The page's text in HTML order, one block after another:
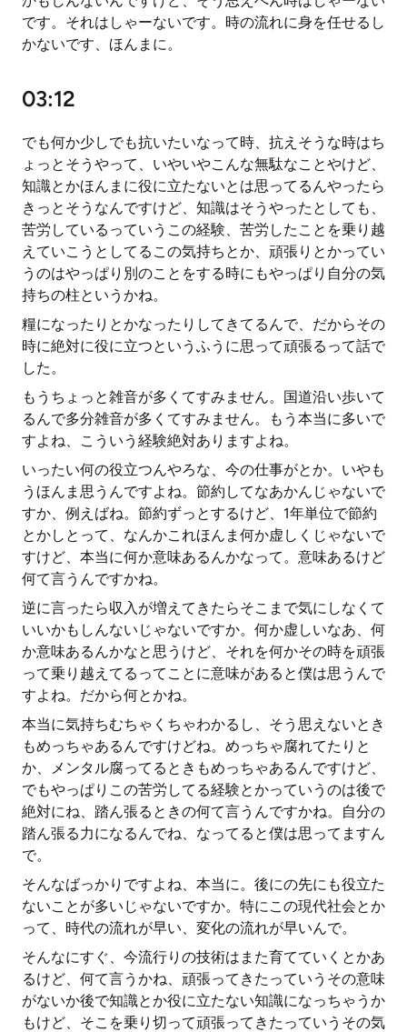
です。それはしゃーないです。時の流れに身を任せるし
かないです、ほんまに。
03:12
でも何か少しでも抗いたいなって時、抗えそうな時はち
ょっとそうやって、いやいやこんな無駄なことやけど、
知識とかほんまに役に立たないとは思ってるんやったら
きっとそうなんですけど、知識はそうやったとしても、
苦労しているっていうこの経験、苦労したことを乗り越
えていこうとしてるこの気持ちとか、頑張りとかってい
うのはやっぱり別のことをする時にもやっぱり自分の気
持ちの柱というかね。
糧になったりとかなったりしてきてるんで、だからその
時に絶対に役に立つというふうに思って頑張るって話で
した。
もうちょっと雑音が多くてすみません。国道沿い歩いて
るんで多分雑音が多くてすみません。もう本当に多いで
すよね、こういう経験絶対ありますよね。
いったい何の役立つんやろな、今の仕事がとか。いやも
うほんま思うんですよね。節約してなあかんじゃないで
すか、例えばね。節約ずっとするけど、1年単位で節約
とかしとって、なんかこれほんま何か虚しくじゃないで
すけど、本当に何か意味あるんかなって。意味あるけど
何て言うんですかね。
逆に言ったら収入が増えてきたらそこまで気にしなくて
いいかもしんないじゃないですか。何か虚しいなあ、何
か意味あるんかなと思うけど、それを何かその時を頑張
って乗り越えてるってことに意味があると僕は思うんで
すよね。だから何とかね。
本当に気持ちむちゃくちゃわかるし、そう思えないとき
もめっちゃあるんですけどね。めっちゃ腐れてたりと
か、メンタル腐ってるときもめっちゃあるんですけど、
でもやっぱりこの苦労してる経験とかっていうのは後で
絶対にね、踏ん張るときの何て言うんですかね。自分の
踏ん張る力になるんでね、なってると僕は思ってますん
で。
そんなばっかりですよね、本当に。後にの先にも役立た
ないことが多いじゃないですか。特にこの現代社会とか
って、時代の流れが早い、変化の流れが早いんで。
そんなにすぐ、今流行りの技術はまた育てていくとかあ
るけど、何て言うかね、頑張ってきたっていうその意味
がないか後で知識とか役に立たない知識になっちゃうか
もけど、そこを乗り切って頑張ってきたっていうその気